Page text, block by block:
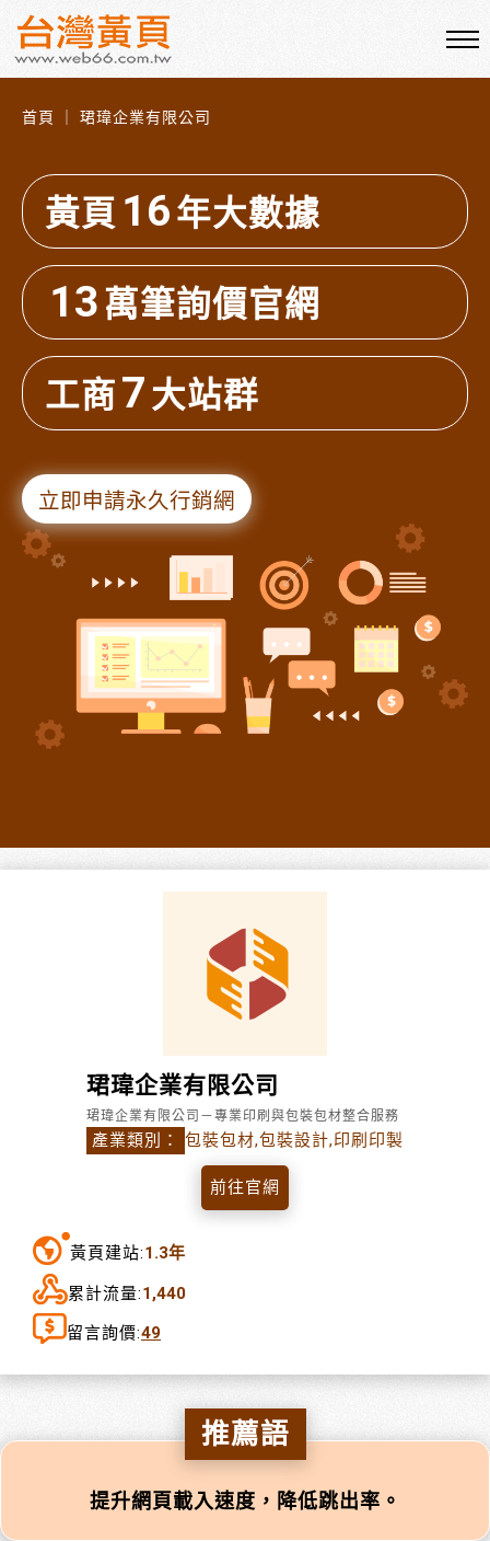
首頁 ｜ 珺瑋企業有限公司
黃頁 16年大數據
13萬筆詢價官網
工商7大站群
立即申請永久行銷網
珺瑋企業有限公司
珺瑋企業有限公司－專業印刷與包裝包材整合服務
產業類別： 包裝包材,包裝設計,印刷印製
前往官網
黃頁建站:1.3年
累計流量:1,440
留言詢價:49
推薦語
提升網頁載入速度，降低跳出率。